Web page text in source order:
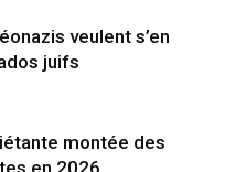
veulent s’en
juifs
montée des